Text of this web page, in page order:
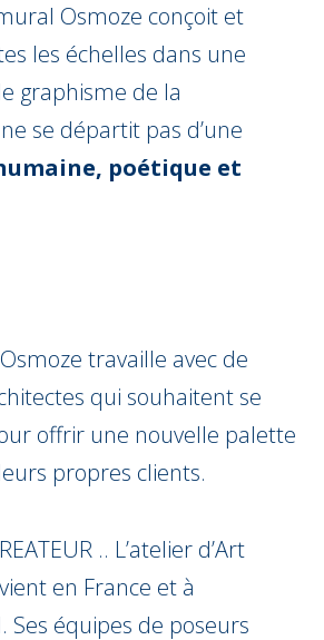
Osmoze conçoit et
les échelles dans une
graphisme de la
se départit pas d’une
poétique et
Osmoze travaille avec de
qui souhaitent se
offrir une nouvelle palette
propres clients.
.. L’atelier d’Art
en France et à
Ses équipes de poseurs